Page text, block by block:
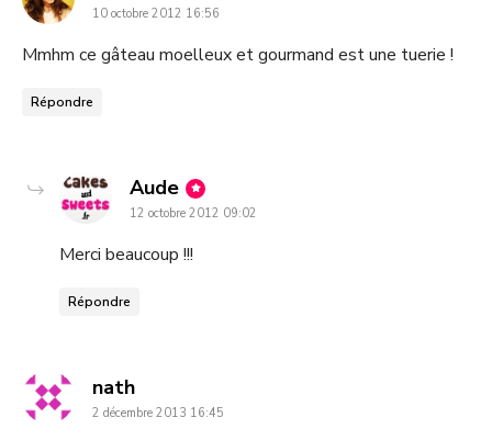
:
10 octobre 2012 16:56
Mmhm ce gâteau moelleux et gourmand est une tuerie !
Répondre
Aude
dit
:
12 octobre 2012 09:02
Merci beaucoup !!!
Répondre
nathdit
:
2 décembre 2013 16:45